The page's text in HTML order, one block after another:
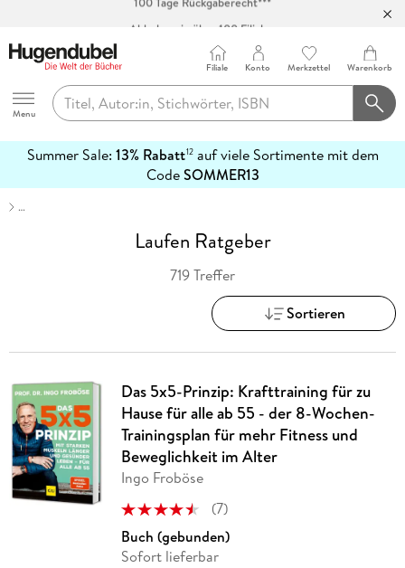
Abholung in über 100 Filialen
Hugendubel
Menu
Filiale Konto Merkzettel Warenkorb
Summer Sale: 13% Rabatt12auf viele Sortimente mit dem
CodeSOMMER13
erfahren
…
Laufen Ratgeber
719 Treffer
Sortieren
Das 5x5-Prinzip: Krafttraining für zu
Hause für alle ab 55 - der 8-Wochen-
Trainingsplan für mehr Fitness und
Beweglichkeit im Alter
Ingo Froböse
(7)
Buch (gebunden)
Sofort lieferbar